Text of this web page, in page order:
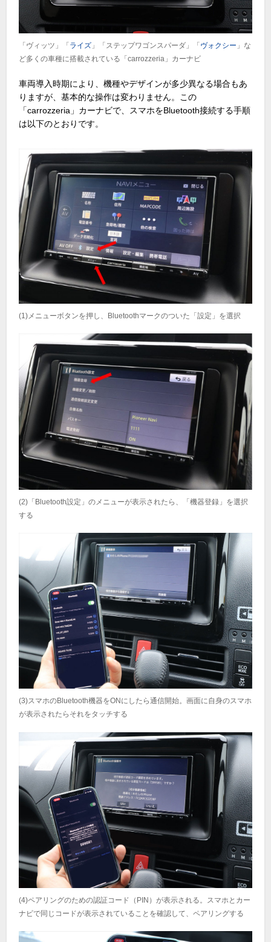
「ヴィッツ」「 ライズ 」「ステップワゴンスパーダ」「 ヴォクシー 」な
ど多くの車種に搭載されている「carrozzeria」カーナビ
車両導入時期により、機種やデザインが多少異なる場合もあ
りますが、基本的な操作は変わりません。この
「carrozzeria」カーナビで、スマホをBluetooth接続する手順
は以下のとおりです。
(1)メニューボタンを押し、Bluetoothマークのついた「設定」を選択
(2)「Bluetooth設定」のメニューが表示されたら、「機器登録」を選択
する
(3)スマホのBluetooth機器をONにしたら通信開始。画面に自身のスマホ
が表示されたらそれをタッチする
(4)ペアリングのための認証コード（PIN）が表示される。スマホとカー
ナビで同じコードが表示されていることを確認して、ペアリングする